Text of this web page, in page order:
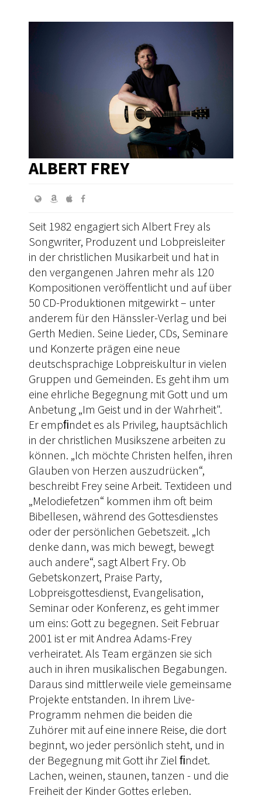
ALBERT FREY
Seit 1982 engagiert sich Albert Frey als
Songwriter, Produzent und Lobpreisleiter
in der christlichen Musikarbeit und hat in
den vergangenen Jahren mehr als 120
Kompositionen veröffentlicht und auf über
50 CD-Produktionen mitgewirkt – unter
anderem für den Hänssler-Verlag und bei
Gerth Medien. Seine Lieder, CDs, Seminare
und Konzerte prägen eine neue
deutschsprachige Lobpreiskultur in vielen
Gruppen und Gemeinden. Es geht ihm um
eine ehrliche Begegnung mit Gott und um
Anbetung „Im Geist und in der Wahrheit".
Er empﬁndet es als Privileg, hauptsächlich
in der christlichen Musikszene arbeiten zu
können. „Ich möchte Christen helfen, ihren
Glauben von Herzen auszudrücken“,
beschreibt Frey seine Arbeit. Textideen und
„Melodiefetzen“ kommen ihm oft beim
Bibellesen, während des Gottesdienstes
oder der persönlichen Gebetszeit. „Ich
denke dann, was mich bewegt, bewegt
auch andere“, sagt Albert Fry. Ob
Gebetskonzert, Praise Party,
Lobpreisgottesdienst, Evangelisation,
Seminar oder Konferenz, es geht immer
um eins: Gott zu begegnen. Seit Februar
2001 ist er mit Andrea Adams-Frey
verheiratet. Als Team ergänzen sie sich
auch in ihren musikalischen Begabungen.
Daraus sind mittlerweile viele gemeinsame
Projekte entstanden. In ihrem Live-
Programm nehmen die beiden die
Zuhörer mit auf eine innere Reise, die dort
beginnt, wo jeder persönlich steht, und in
der Begegnung mit Gott ihr Ziel ﬁndet.
Lachen, weinen, staunen, tanzen - und die
Freiheit der Kinder Gottes erleben.